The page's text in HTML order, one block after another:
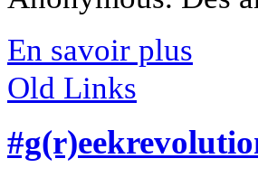
En savoir plus
Old Links